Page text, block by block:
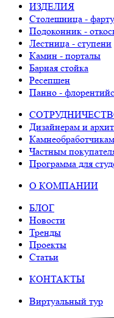
ИЗДЕЛИЯ
Столешница -
Подоконник -
Лестница - ступени
Камин - порталы
Барная стойка
Ресепшен
Панно -
Дизайнерам и
Камнеобработчикам
Частным
Программа для
О КОМПАНИИ
БЛОГ
Новости
Тренды
Проекты
Статьи
КОНТАКТЫ
Виртуальный тур